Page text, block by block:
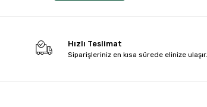
Hızlı Teslimat
Siparişleriniz en kısa sürede elinize ulaşır.